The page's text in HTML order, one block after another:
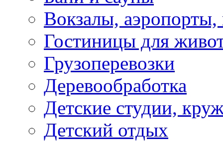
Вокзалы,
Гостиницы для
Грузоперевозки
Деревообработка
Детские студии,
Детский отдых